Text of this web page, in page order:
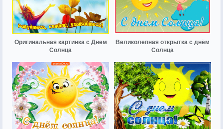
Оригинальная картинка с Днем
Солнца
Великолепная открытка с днём
Солнца